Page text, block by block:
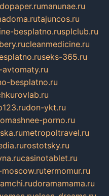
manunae.ru
tajuncos.ru
besplatno.rusplclub.ru
cleanmedicine.ru
seks-365.ru
besplatno.ru
don-ykt.ru
porno.ru
metropoltravel.ru
rostotsky.ru
casinotablet.ru
termomur.ru
doramamama.ru